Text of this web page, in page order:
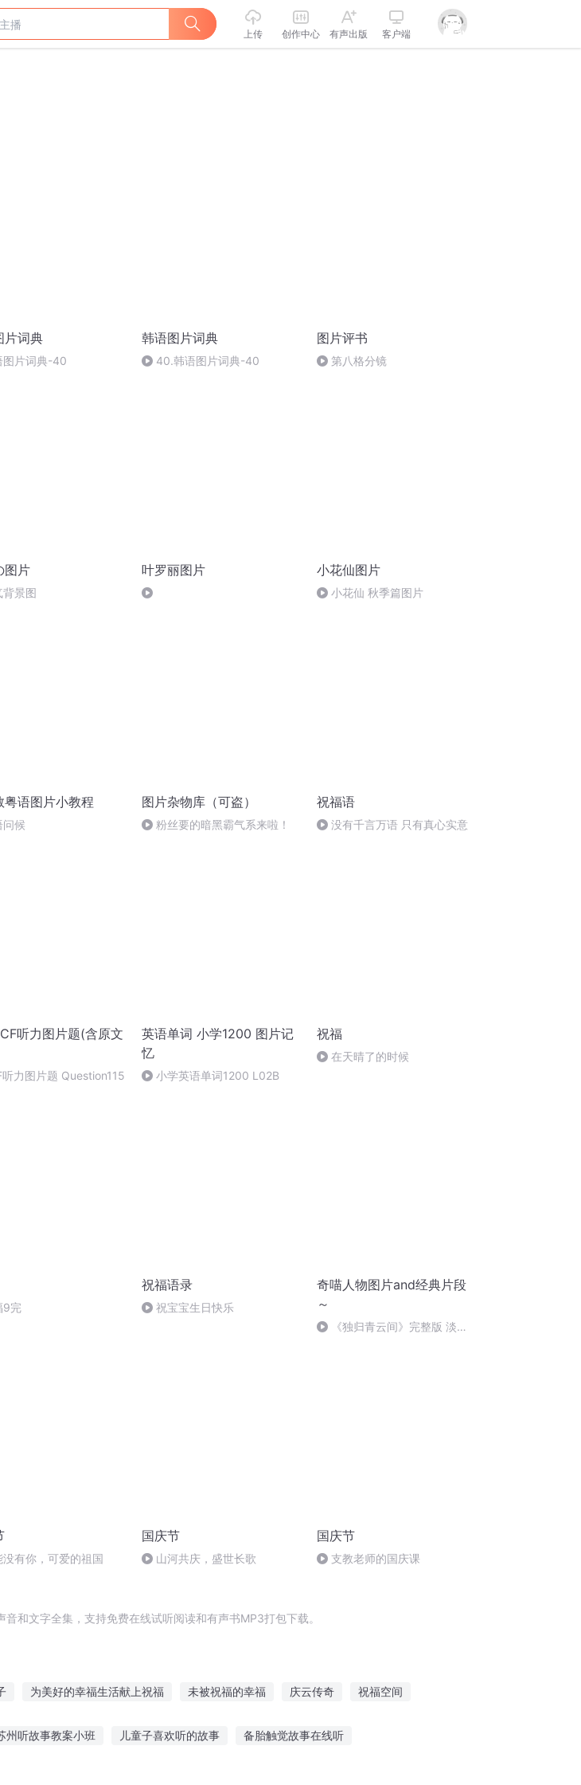
上传 创作中心 有声出版 客户端
片词典
图片词典-40
韩语图片词典
40.韩语图片词典-40
图片评书
第八格分镜
图片
背景图
叶罗丽图片 小花仙图片
小花仙 秋季篇图片
粤语图片小教程
问候
图片杂物库（可盗）
粉丝要的暗黑霸气系来啦！
祝福语
没有千言万语 只有真心实意
听力图片题(含原文
听力图片题 Question115
英语单词 小学1200 图片记
忆
小学英语单词1200 L02B
祝福
在天晴了的时候
9完
祝福语录
祝宝宝生日快乐
奇喵人物图片and经典片段
～
《独归青云间》完整版 淡淡
没有你，可爱的祖国
国庆节
山河共庆，盛世长歌
国庆节
支教老师的国庆课
和文字全集，支持免费在线试听阅读和有声书MP3打包下载。
为美好的幸福生活献上祝福 未被祝福的幸福 庆云传奇 祝福空间
州听故事教案小班 儿童子喜欢听的故事 备胎触觉故事在线听